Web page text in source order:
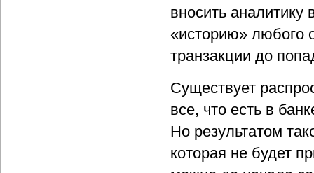
вносить
«историю» любого
транзакции до
Существует
все, что есть в
Но результатом
которая не будет